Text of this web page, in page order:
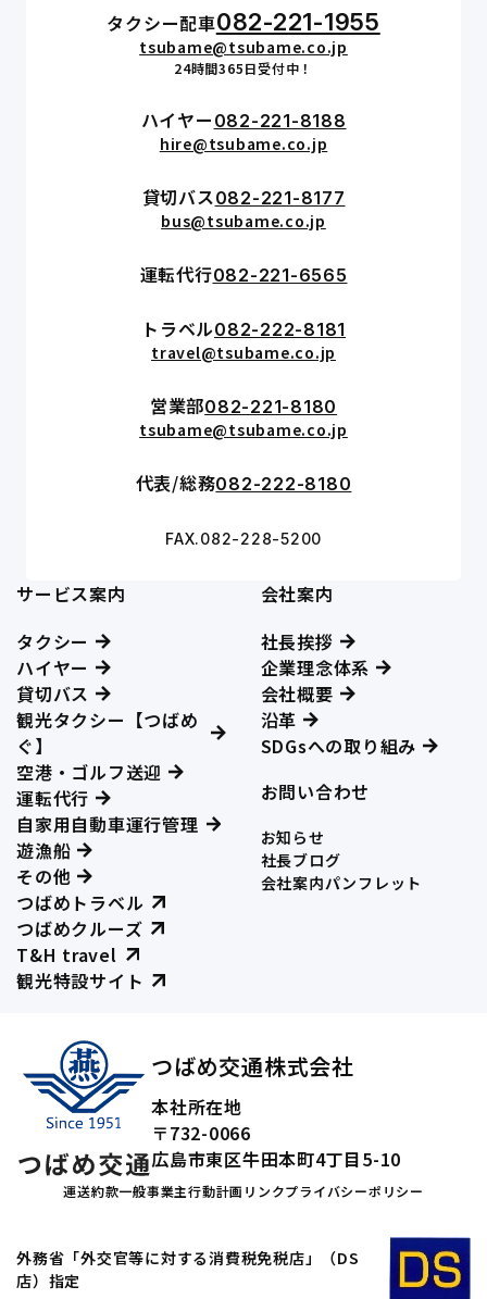
タクシー配車082-221-1955
tsubame@tsubame.co.jp
24時間365日受付中！
ハイヤー 082-221-8188
hire@tsubame.co.jp
貸切バス082-221-8177
bus@tsubame.co.jp
運転代行082-221-6565
トラベル082-222-8181
travel@tsubame.co.jp
営業部082-221-8180
tsubame@tsubame.co.jp
代表/総務082-222-8180
FAX.082-228-5200
サービス案内
タクシー
ハイヤー
貸切バス
観光タクシー【つばめ
ぐ】
空港・ゴルフ送迎
運転代行
自家用自動車運行管理
遊漁船
その他
つばめトラベル
つばめクルーズ
T&H travel
観光特設サイト
会社案内
社長挨拶
企業理念体系
会社概要
沿革
SDGsへの取り組み
お問い合わせ
お知らせ
社長ブログ
会社案内パンフレット
つばめ交通株式会社
本社所在地
〒732-0066
広島市東区牛田本町4丁目5-10
運送約款一般事業主行動計画 リンクプライバシーポリシー
外務省「外交官等に対する消費税免税店」（DS
店）指定